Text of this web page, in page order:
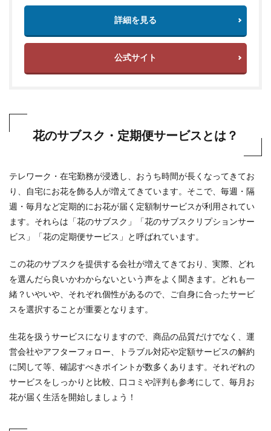
詳細を見る
公式サイト
花のサブスク・定期便サービスとは？
テレワーク・在宅勤務が浸透し、おうち時間が長くなってきてお
り、自宅にお花を飾る人が増えてきています。そこで、毎週・隔
週・毎月など定期的にお花が届く定額制サービスが利用されてい
ます。それらは「花のサブスク」「花のサブスクリプションサー
ビス」「花の定期便サービス」と呼ばれています。
この花のサブスクを提供する会社が増えてきており、実際、どれ
を選んだら良いかわからないという声をよく聞きます。どれも一
緒？いやいや、それぞれ個性があるので、ご自身に合ったサービ
スを選択することが重要となります。
生花を扱うサービスになりますので、商品の品質だけでなく、運
営会社やアフターフォロー、トラブル対応や定額サービスの解約
に関して等、確認すべきポイントが数多くあります。それぞれの
サービスをしっかりと比較、口コミや評判も参考にして、毎月お
花が届く生活を開始しましょう！